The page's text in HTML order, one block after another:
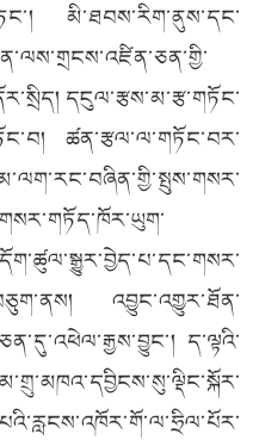
མི་ཐབས་རིག་ནུས་དང་
དངུལ་རྩས་མ་རྩ་གཏོང་
ཚན་རྩལ་ལ་གཏོང་བར་
འབྱུང་འགྱུར་ཐོན་
ད་ལྟའི་